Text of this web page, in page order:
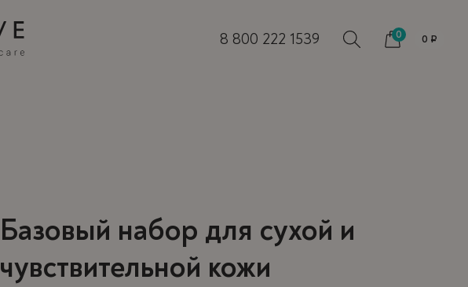
8 800 222 1539 0 0 ₽
брендированная
«»
логотипом
«»
брендированная
«»
логотипом
«»
брендированная
«»
логотипом
«»
Базовый набор для сухой и
чувствительной кожи